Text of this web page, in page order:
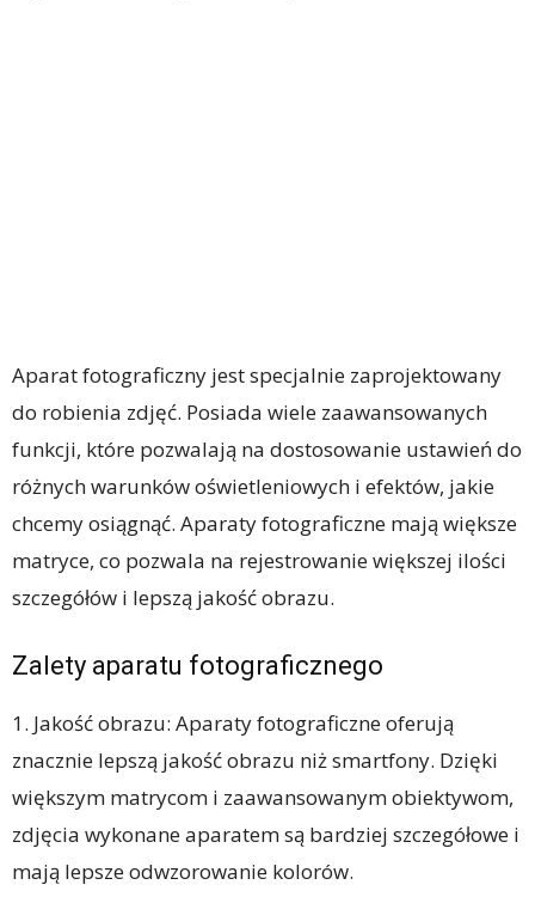
Aparat fotograficzny jest specjalnie zaprojektowany
do robienia zdjęć. Posiada wiele zaawansowanych
funkcji, które pozwalają na dostosowanie ustawień do
różnych warunków oświetleniowych i efektów, jakie
chcemy osiągnąć. Aparaty fotograficzne mają większe
matryce, co pozwala na rejestrowanie większej ilości
szczegółów i lepszą jakość obrazu.
Zalety aparatu fotograficznego
1. Jakość obrazu: Aparaty fotograficzne oferują
znacznie lepszą jakość obrazu niż smartfony. Dzięki
większym matrycom i zaawansowanym obiektywom,
zdjęcia wykonane aparatem są bardziej szczegółowe i
mają lepsze odwzorowanie kolorów.